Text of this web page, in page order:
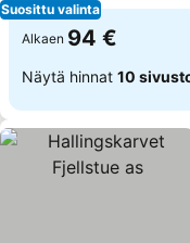
Suosittu valinta
Alkaen 94 €
Näytä hinnat 10